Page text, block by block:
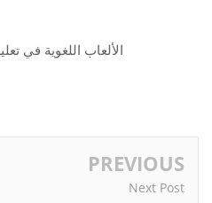
الألعاب اللغوية في
PREVIOUS
Next Post